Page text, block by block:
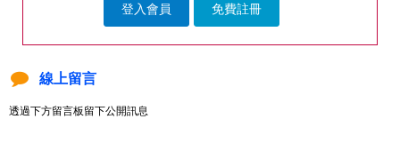
登入會員 免費註冊
線上留言
透過下方留言板留下公開訊息